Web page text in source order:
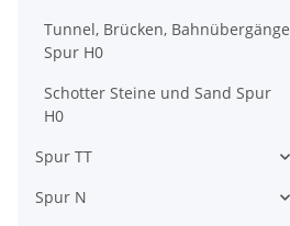
Tunnel, Brücken, Bahnübergänge
Spur H0
Schotter Steine und Sand Spur
H0
Spur TT
Spur N